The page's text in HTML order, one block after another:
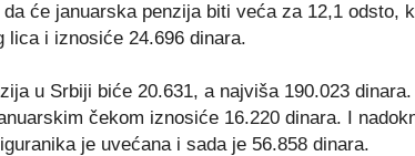
će januarska penzija biti veća za 12,1 odsto,
lica i iznosiće 24.696 dinara.
u Srbiji biće 20.631, a najviša 190.023
čekom iznosiće 16.220 dinara. I
je uvećana i sada je 56.858 dinara.